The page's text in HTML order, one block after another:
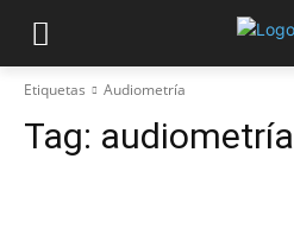
Etiquetas Audiometría
Tag: audiometría